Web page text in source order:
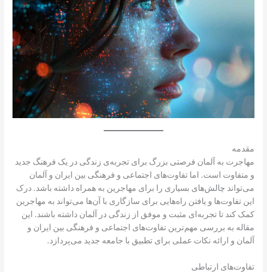
مقدمه
مهاجرت به آلمان فرصتی بزرگ برای تجربه‌ی زندگی در یک فرهنگ جدید
و متفاوت است. اما تفاوت‌های اجتماعی و فرهنگی بین ایران و آلمان
می‌تواند چالش‌های بسیاری را برای مهاجرین به همراه داشته باشد. درک
این تفاوت‌ها و یافتن راه‌هایی برای سازگاری با آن‌ها می‌تواند به مهاجرین
کمک کند تا تجربه‌ای مثبت و موفق از زندگی در آلمان داشته باشند. این
مقاله به بررسی مهم‌ترین تفاوت‌های اجتماعی و فرهنگی بین ایران و
آلمان و ارائه نکات عملی برای تطبیق با جامعه جدید می‌پردازد.
تفاوت‌های ارتباطی